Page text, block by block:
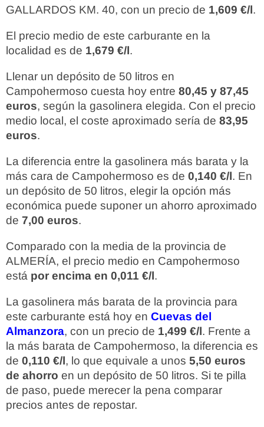
GALLARDOS KM. 40, con un precio de 1,609 €/l.
El precio medio de este carburante en la
localidad es de 1,679 €/l.
Llenar un depósito de 50 litros en
Campohermoso cuesta hoy entre 80,45 y 87,45
euros, según la gasolinera elegida. Con el precio
medio local, el coste aproximado sería de 83,95
euros.
La diferencia entre la gasolinera más barata y la
más cara de Campohermoso es de 0,140 €/l. En
un depósito de 50 litros, elegir la opción más
económica puede suponer un ahorro aproximado
de 7,00 euros.
Comparado con la media de la provincia de
ALMERÍA, el precio medio en Campohermoso
está por encima en 0,011 €/l.
La gasolinera más barata de la provincia para
este carburante está hoy en Cuevas del
Almanzora, con un precio de 1,499 €/l. Frente a
la más barata de Campohermoso, la diferencia es
de 0,110 €/l, lo que equivale a unos 5,50 euros
de ahorro en un depósito de 50 litros. Si te pilla
de paso, puede merecer la pena comparar
precios antes de repostar.